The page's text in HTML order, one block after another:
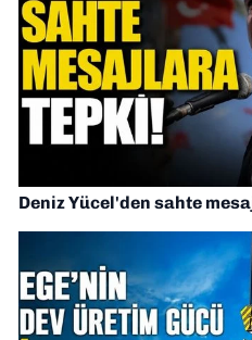
Deniz Yücel'den sahte